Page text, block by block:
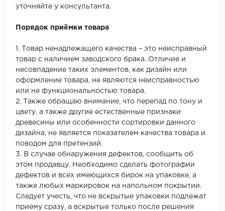
уточняйте у консультанта.
Порядок приёмки товара
1. Товар ненадлежащего качества – это неисправный
товар с наличием заводского брака. Отличие и
несовпадение таких элементов, как дизайн или
оформление товара, не являются неисправностью
или не функциональностью товара.
2. Также обращаю внимание, что перепад по тону и
цвету, а также другие естественные признаки
древесины или особенности сортировки данного
дизайна, не является показателем качества товара и
поводом для претензий.
3. В случае обнаружения дефектов, сообщить об
этом продавцу. Необходимо сделать фотографии
дефектов и всех имеющихся бирок на упаковке, а
также любых маркировок на напольном покрытии.
Следует учесть, что не вскрытые упаковки подлежат
приему сразу, а вскрытые только после решения